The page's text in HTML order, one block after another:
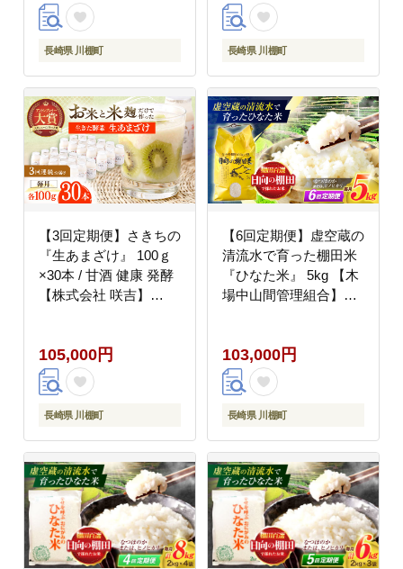
長崎県 川棚町 長崎県 川棚町
【3回定期便】さきちの
『生あまざけ』 100ｇ
×30本 / 甘酒 健康 発酵
【株式会社 咲吉】
105,000円
長崎県 川棚町
【6回定期便】虚空蔵の
清流水で育った棚田米
『ひなた米』 5kg 【木
場中山間管理組合】
103,000円
長崎県 川棚町